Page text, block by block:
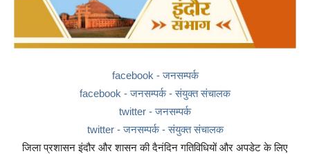
facebook - जनसम्पर्क
facebook - जनसम्पर्क - संयुक्त संचालक
twitter - जनसम्पर्क
twitter - जनसम्पर्क - संयुक्त संचालक
जिला प्रशासन इंदौर और शासन की दैनंदिन गतिविधियों और अपडेट के लिए